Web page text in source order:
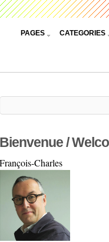
PAGES CATEGORIES
Bienvenue /
François-Charles